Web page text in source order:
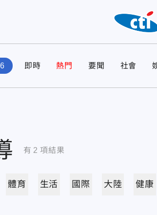
即時 熱門 要聞 社會
有 2 項結果
體育 生活 國際 大陸 健康